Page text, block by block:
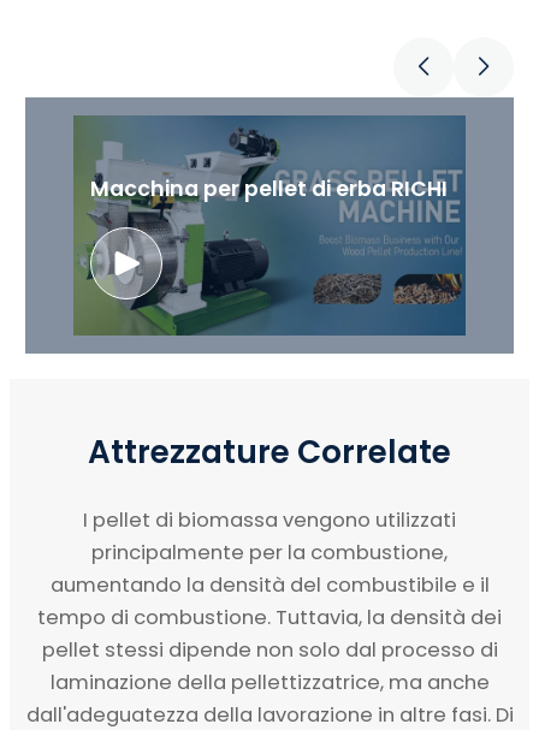
Macchina per pellet di erba RICHI
Attrezzature Correlate
I pellet di biomassa vengono utilizzati
principalmente per la combustione,
aumentando la densità del combustibile e il
tempo di combustione. Tuttavia, la densità dei
pellet stessi dipende non solo dal processo di
laminazione della pellettizzatrice, ma anche
dall'adeguatezza della lavorazione in altre fasi. Di